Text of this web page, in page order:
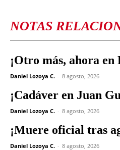
NOTAS
¡Otro más, ahora
Daniel Lozoya C. - 8 agosto, 2026
¡Cadáver en Juan
Daniel Lozoya C. - 8 agosto, 2026
¡Muere oficial tras
Daniel Lozoya C. - 8 agosto, 2026